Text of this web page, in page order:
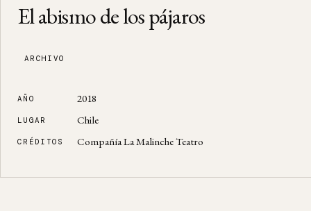
El abismo de los pájaros
ARCHIVO
AÑO 2018
LUGAR Chile
CRÉDITOS Compañía La Malinche Teatro